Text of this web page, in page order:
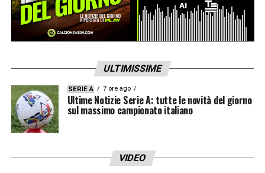
ULTIMISSIME
SERIE A 7 ore ago
Ultime Notizie Serie A: tutte le novità del giorno
sul massimo campionato italiano
VIDEO